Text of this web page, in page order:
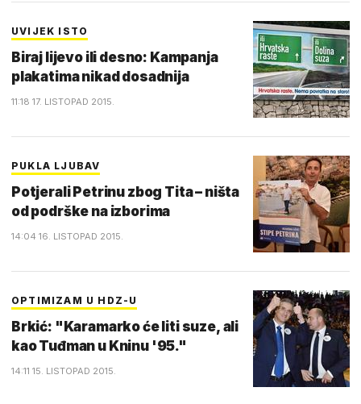
UVIJEK ISTO
Biraj lijevo ili desno: Kampanja
plakatima nikad dosadnija
11:18 17. LISTOPAD 2015.
PUKLA LJUBAV
Potjerali Petrinu zbog Tita – ništa
od podrške na izborima
14:04 16. LISTOPAD 2015.
OPTIMIZAM U HDZ-U
Brkić: "Karamarko će liti suze, ali
kao Tuđman u Kninu '95."
14:11 15. LISTOPAD 2015.